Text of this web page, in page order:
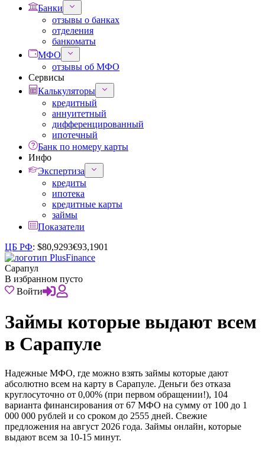
Банки
отзывы о банках
отделения
банкоматы
МФО
отзывы об МФО
Сервисы
Калькуляторы
кредитный
аннуитетный
дифференцированный
ипотечный
Банк по номеру карты
Инфо
Экспертиза
кредиты
ипотека
кредитные карты
займы
Показатели
ЦБ РФ: $80,9293€93,1901
Сарапул
В избранном пусто
Войти
Займы которые выдают всем
в Сарапуле
Надежные МФО, где можно взять займы которые дают
абсолютно всем на карту в Сарапуле. Деньги без отказа
круглосуточно от 0,00% (при первом обращении!), 104
варианта финансирования от 67 МФО на сумму от 100 до 1
000 000 рублей и со сроком до 2555 дней. Свежие
предложения на август 2026 года. Займы онлайн, которые
выдают всем за 10-15 минут.